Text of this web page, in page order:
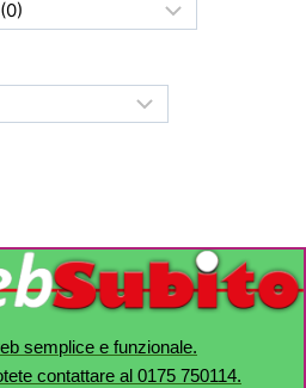
semplice e funzionale.
contattare al 0175 750114.